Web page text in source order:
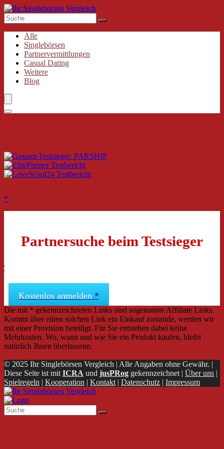
Alle
Singlebörsen
Partnervermittlungen
Casual Dating
Weitere
Blog
Partnersuche beim Testsieger
Kostenlos anmelden
Die mit * gekennzeichneten Links sind sogenannte Affiliate Links.
Kommt über einen solchen Link ein Einkauf zustande, werden wir
mit einer Provision beteiligt. Für Sie entstehen dabei keine
Mehrkosten. Wo, wann und wie Sie ein Produkt kaufen, bleibt
natürlich Ihnen überlassenn.
© 2025 Ihr Singlebörsen Vergleich | Alle Angaben ohne Gewähr. |
Diese Seite ist mit ICRA und jusPRog gekennzeichnet | Über uns |
Spielregeln | Kooperation | Kontakt | Datenschutz | Impressum